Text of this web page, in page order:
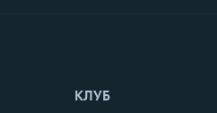
КЛУБ